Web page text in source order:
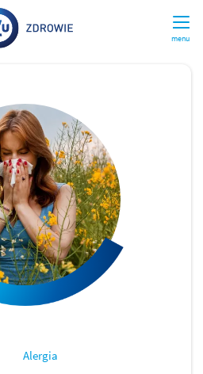
menu
Alergia